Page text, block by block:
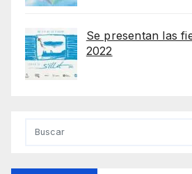
Se presentan las
2022